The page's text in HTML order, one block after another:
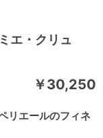
エ・クリュ
リエールのフィネ
￥30,250